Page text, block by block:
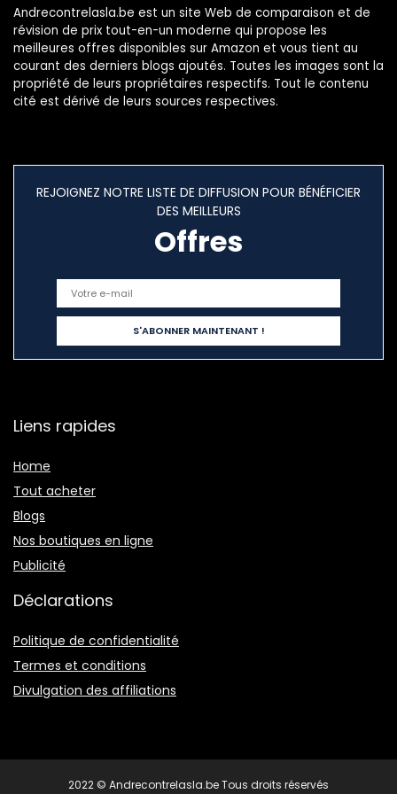
Andrecontrelasla.be est un site Web de comparaison et de
révision de prix tout-en-un moderne qui propose les
meilleures offres disponibles sur Amazon et vous tient au
courant des derniers blogs ajoutés. Toutes les images sont la
propriété de leurs propriétaires respectifs. Tout le contenu
cité est dérivé de leurs sources respectives.
REJOIGNEZ NOTRE LISTE DE DIFFUSION POUR BÉNÉFICIER
DES MEILLEURS
Offres
Liens rapides
Home
Tout acheter
Blogs
Nos boutiques en ligne
Publicité
Déclarations
Politique de confidentialité
Termes et conditions
Divulgation des affiliations
2022 © Andrecontrelasla.be Tous droits réservés